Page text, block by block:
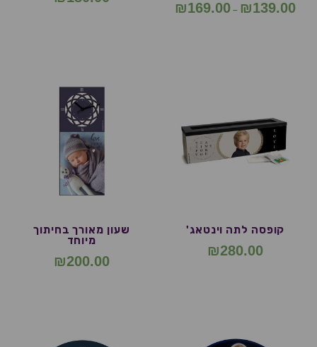
₪139.00
–
₪169.00
קופסה לתה וינטאג'
₪280.00
שעון מאורך בחיתוך
מיוחד
₪200.00